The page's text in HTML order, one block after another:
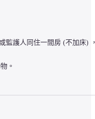
監護人同住一間房 (不加床)
。